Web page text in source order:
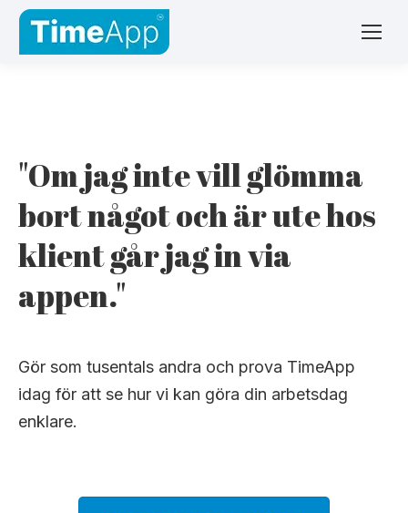
"Om jag inte vill glömma
bort något och är ute hos
klient går jag in via
appen."
Gör som tusentals andra och prova TimeApp
idag för att se hur vi kan göra din arbetsdag
enklare.